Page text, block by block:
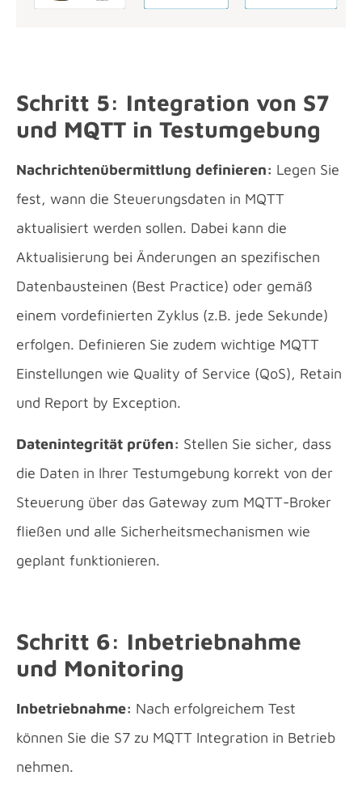
Schritt 5: Integration von S7
und MQTT in Testumgebung
Nachrichtenübermittlung definieren: Legen Sie
fest, wann die Steuerungsdaten in MQTT
aktualisiert werden sollen. Dabei kann die
Aktualisierung bei Änderungen an spezifischen
Datenbausteinen (Best Practice) oder gemäß
einem vordefinierten Zyklus (z.B. jede Sekunde)
erfolgen. Definieren Sie zudem wichtige MQTT
Einstellungen wie Quality of Service (QoS), Retain
und Report by Exception.
Datenintegrität prüfen: Stellen Sie sicher, dass
die Daten in Ihrer Testumgebung korrekt von der
Steuerung über das Gateway zum MQTT-Broker
fließen und alle Sicherheitsmechanismen wie
geplant funktionieren.
Schritt 6: Inbetriebnahme
und Monitoring
Inbetriebnahme: Nach erfolgreichem Test
können Sie die S7 zu MQTT Integration in Betrieb
nehmen.